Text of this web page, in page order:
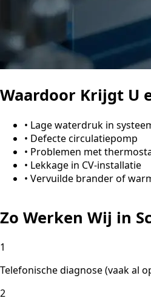
Waardoor Krijgt U
• Lage waterdruk in
• Defecte circulatiepomp
• Problemen met
• Lekkage in CV-installatie
• Vervuilde brander of
Zo Werken Wij in
1
Telefonische diagnose (vaak al
2